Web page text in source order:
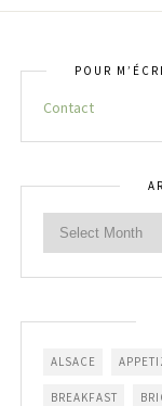
POUR
Contact
ALSACE
BREAKFAST